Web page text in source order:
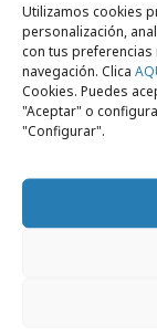
Utilizamos cookies
personalización,
con tus
navegación. Clica
Cookies. Puedes
"Aceptar" o
"Configurar".
miércoles, 3 de junio
Seguir
estáticos: